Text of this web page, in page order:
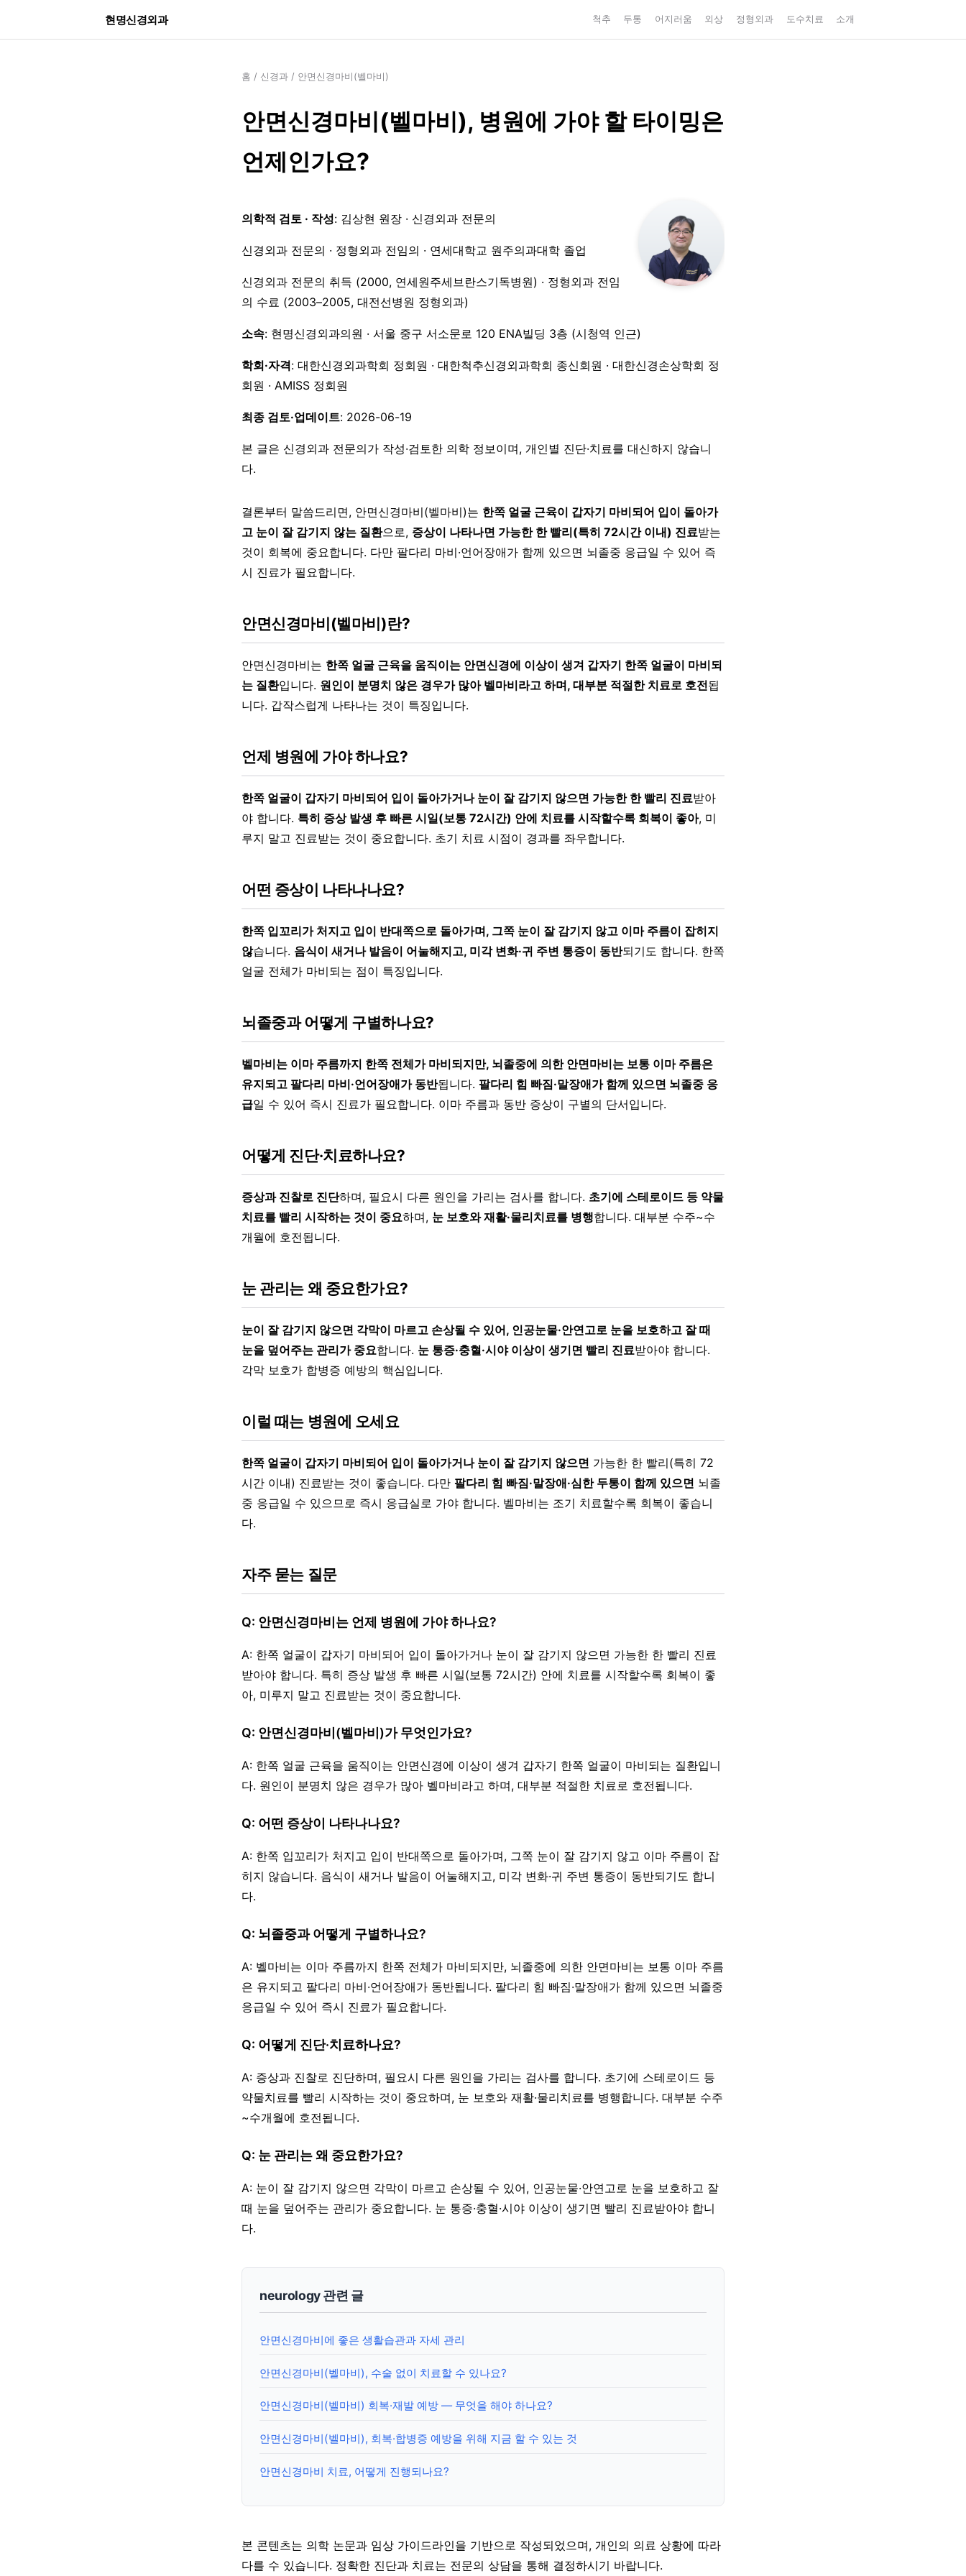
현명신경외과 척추 두통 어지러움 외상 정형외과 도수치료 소개
홈 / 신경과 / 안면신경마비(벨마비)
안면신경마비(벨마비), 병원에 가야 할 타이밍은
언제인가요?
의학적 검토 · 작성: 김상현 원장 · 신경외과 전문의
신경외과 전문의 · 정형외과 전임의 · 연세대학교 원주의과대학 졸업
신경외과 전문의 취득 (2000, 연세원주세브란스기독병원) · 정형외과 전임
의 수료 (2003–2005, 대전선병원 정형외과)
소속: 현명신경외과의원 · 서울 중구 서소문로 120 ENA빌딩 3층 (시청역 인근)
학회·자격: 대한신경외과학회 정회원 · 대한척추신경외과학회 종신회원 · 대한신경손상학회 정
회원 · AMISS 정회원
최종 검토·업데이트: 2026-06-19
본 글은 신경외과 전문의가 작성·검토한 의학 정보이며, 개인별 진단·치료를 대신하지 않습니
다.
결론부터 말씀드리면, 안면신경마비(벨마비)는 한쪽 얼굴 근육이 갑자기 마비되어 입이 돌아가
고 눈이 잘 감기지 않는 질환으로, 증상이 나타나면 가능한 한 빨리(특히 72시간 이내) 진료받는
것이 회복에 중요합니다. 다만 팔다리 마비·언어장애가 함께 있으면 뇌졸중 응급일 수 있어 즉
시 진료가 필요합니다.
안면신경마비(벨마비)란?
안면신경마비는 한쪽 얼굴 근육을 움직이는 안면신경에 이상이 생겨 갑자기 한쪽 얼굴이 마비되
는 질환입니다. 원인이 분명치 않은 경우가 많아 벨마비라고 하며, 대부분 적절한 치료로 호전됩
니다. 갑작스럽게 나타나는 것이 특징입니다.
언제 병원에 가야 하나요?
한쪽 얼굴이 갑자기 마비되어 입이 돌아가거나 눈이 잘 감기지 않으면 가능한 한 빨리 진료받아
야 합니다. 특히 증상 발생 후 빠른 시일(보통 72시간) 안에 치료를 시작할수록 회복이 좋아, 미
루지 말고 진료받는 것이 중요합니다. 초기 치료 시점이 경과를 좌우합니다.
어떤 증상이 나타나나요?
한쪽 입꼬리가 처지고 입이 반대쪽으로 돌아가며, 그쪽 눈이 잘 감기지 않고 이마 주름이 잡히지
않습니다. 음식이 새거나 발음이 어눌해지고, 미각 변화·귀 주변 통증이 동반되기도 합니다. 한쪽
얼굴 전체가 마비되는 점이 특징입니다.
뇌졸중과 어떻게 구별하나요?
벨마비는 이마 주름까지 한쪽 전체가 마비되지만, 뇌졸중에 의한 안면마비는 보통 이마 주름은
유지되고 팔다리 마비·언어장애가 동반됩니다. 팔다리 힘 빠짐·말장애가 함께 있으면 뇌졸중 응
급일 수 있어 즉시 진료가 필요합니다. 이마 주름과 동반 증상이 구별의 단서입니다.
어떻게 진단·치료하나요?
증상과 진찰로 진단하며, 필요시 다른 원인을 가리는 검사를 합니다. 초기에 스테로이드 등 약물
치료를 빨리 시작하는 것이 중요하며, 눈 보호와 재활·물리치료를 병행합니다. 대부분 수주~수
개월에 호전됩니다.
눈 관리는 왜 중요한가요?
눈이 잘 감기지 않으면 각막이 마르고 손상될 수 있어, 인공눈물·안연고로 눈을 보호하고 잘 때
눈을 덮어주는 관리가 중요합니다. 눈 통증·충혈·시야 이상이 생기면 빨리 진료받아야 합니다.
각막 보호가 합병증 예방의 핵심입니다.
이럴 때는 병원에 오세요
한쪽 얼굴이 갑자기 마비되어 입이 돌아가거나 눈이 잘 감기지 않으면 가능한 한 빨리(특히 72
시간 이내) 진료받는 것이 좋습니다. 다만 팔다리 힘 빠짐·말장애·심한 두통이 함께 있으면 뇌졸
중 응급일 수 있으므로 즉시 응급실로 가야 합니다. 벨마비는 조기 치료할수록 회복이 좋습니
다.
자주 묻는 질문
Q: 안면신경마비는 언제 병원에 가야 하나요?
A: 한쪽 얼굴이 갑자기 마비되어 입이 돌아가거나 눈이 잘 감기지 않으면 가능한 한 빨리 진료
받아야 합니다. 특히 증상 발생 후 빠른 시일(보통 72시간) 안에 치료를 시작할수록 회복이 좋
아, 미루지 말고 진료받는 것이 중요합니다.
Q: 안면신경마비(벨마비)가 무엇인가요?
A: 한쪽 얼굴 근육을 움직이는 안면신경에 이상이 생겨 갑자기 한쪽 얼굴이 마비되는 질환입니
다. 원인이 분명치 않은 경우가 많아 벨마비라고 하며, 대부분 적절한 치료로 호전됩니다.
Q: 어떤 증상이 나타나나요?
A: 한쪽 입꼬리가 처지고 입이 반대쪽으로 돌아가며, 그쪽 눈이 잘 감기지 않고 이마 주름이 잡
히지 않습니다. 음식이 새거나 발음이 어눌해지고, 미각 변화·귀 주변 통증이 동반되기도 합니
다.
Q: 뇌졸중과 어떻게 구별하나요?
A: 벨마비는 이마 주름까지 한쪽 전체가 마비되지만, 뇌졸중에 의한 안면마비는 보통 이마 주름
은 유지되고 팔다리 마비·언어장애가 동반됩니다. 팔다리 힘 빠짐·말장애가 함께 있으면 뇌졸중
응급일 수 있어 즉시 진료가 필요합니다.
Q: 어떻게 진단·치료하나요?
A: 증상과 진찰로 진단하며, 필요시 다른 원인을 가리는 검사를 합니다. 초기에 스테로이드 등
약물치료를 빨리 시작하는 것이 중요하며, 눈 보호와 재활·물리치료를 병행합니다. 대부분 수주
~수개월에 호전됩니다.
Q: 눈 관리는 왜 중요한가요?
A: 눈이 잘 감기지 않으면 각막이 마르고 손상될 수 있어, 인공눈물·안연고로 눈을 보호하고 잘
때 눈을 덮어주는 관리가 중요합니다. 눈 통증·충혈·시야 이상이 생기면 빨리 진료받아야 합니
다.
neurology 관련 글
안면신경마비에 좋은 생활습관과 자세 관리
안면신경마비(벨마비), 수술 없이 치료할 수 있나요?
안면신경마비(벨마비) 회복·재발 예방 — 무엇을 해야 하나요?
안면신경마비(벨마비), 회복·합병증 예방을 위해 지금 할 수 있는 것
안면신경마비 치료, 어떻게 진행되나요?
본 콘텐츠는 의학 논문과 임상 가이드라인을 기반으로 작성되었으며, 개인의 의료 상황에 따라
다를 수 있습니다. 정확한 진단과 치료는 전문의 상담을 통해 결정하시기 바랍니다.